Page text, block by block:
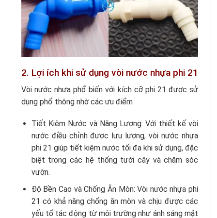
2. Lợi ích khi sử dụng vòi nước nhựa phi 21
Vòi nước nhựa phổ biến với kích cỡ phi 21 được sử
dụng phổ thông nhờ các ưu điểm
Tiết Kiệm Nước và Năng Lượng: Với thiết kế vòi
nước điều chỉnh được lưu lượng, vòi nước nhựa
phi 21 giúp tiết kiệm nước tối đa khi sử dụng, đặc
biệt trong các hệ thống tưới cây và chăm sóc
vườn.
Độ Bền Cao và Chống Ăn Mòn: Vòi nước nhựa phi
21 có khả năng chống ăn mòn và chịu được các
yếu tố tác động từ môi trường như ánh sáng mặt